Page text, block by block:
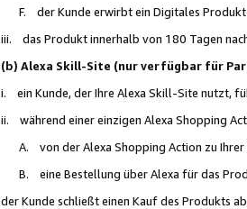
F. der Kunde erwirbt ein Digitales
iii. das Produkt innerhalb von 180 Tagen
(b) Alexa Skill-Site (nur verfügbar für
i. ein Kunde, der Ihre Alexa Skill-Site nutzt,
ii. während einer einzigen Alexa Shopping
A. von der Alexa Shopping Action zu
B. eine Bestellung über Alexa für das
der Kunde schließt einen Kauf des Produkts